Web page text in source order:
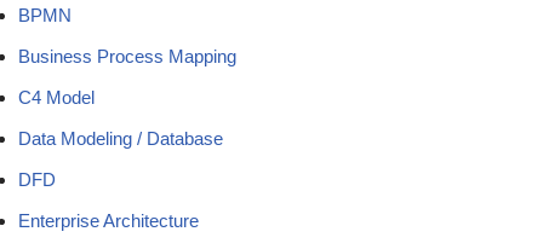
BPMN
Business Process Mapping
C4 Model
Data Modeling / Database
DFD
Enterprise Architecture